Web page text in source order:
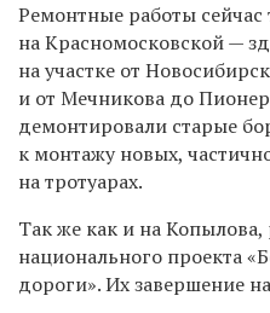
Ремонтные работы сейчас
на Красномосковской —
на участке от
и от Мечникова до
демонтировали старые
к монтажу новых,
на тротуарах.
Так же как и на Копылова,
национального проекта
дороги». Их завершение